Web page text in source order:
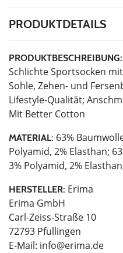
PRODUKTDETAILS
PRODUKTBESCHREIBUNG:
Schlichte Sportsocken
Sohle, Zehen- und
Lifestyle-Qualität;
Mit Better Cotton
MATERIAL: 63%
Polyamid, 2% Elasthan;
3% Polyamid, 2%
HERSTELLER: Erima
Erima GmbH
Carl-Zeiss-Straße 10
72793 Pfullingen
E-Mail: info@erima.de